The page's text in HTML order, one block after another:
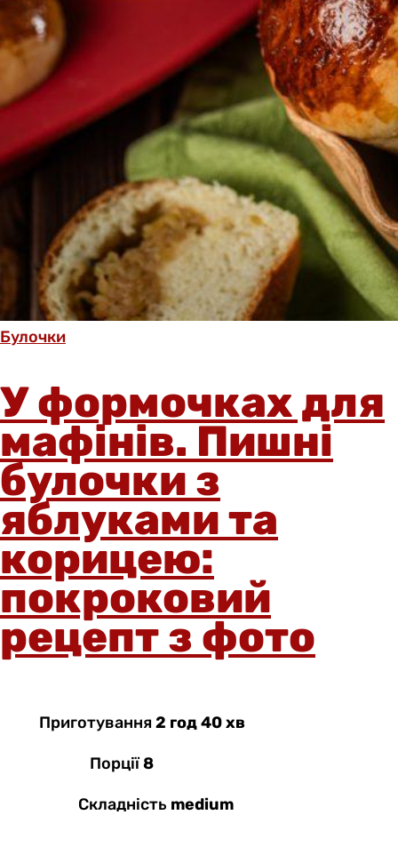
Булочки
У формочках для
мафінів. Пишні
булочки з
яблуками та
корицею:
покроковий
рецепт з фото
Приготування2 год 40 хв
Порції8
Складність medium